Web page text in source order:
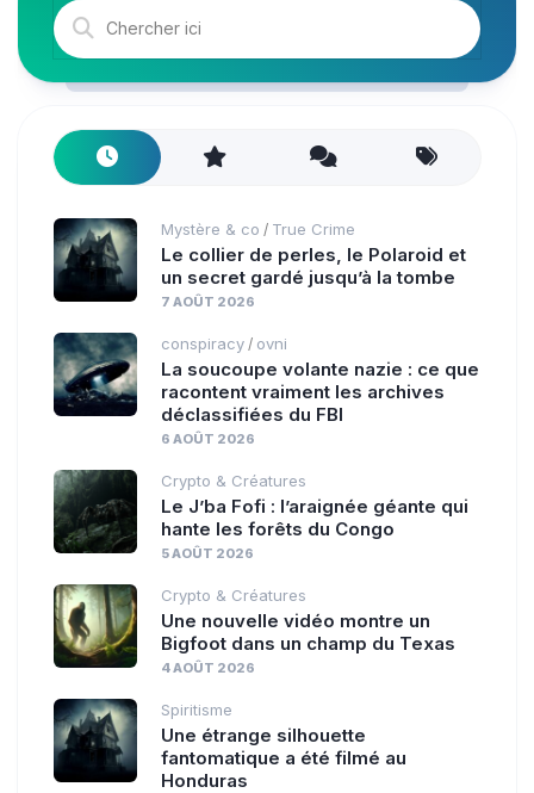
Mystère & co / True Crime
Le collier de perles, le Polaroid et
un secret gardé jusqu’à la tombe
7 AOÛT 2026
conspiracy / ovni
La soucoupe volante nazie : ce que
racontent vraiment les archives
déclassifiées du FBI
6 AOÛT 2026
Crypto & Créatures
Le J’ba Fofi : l’araignée géante qui
hante les forêts du Congo
5 AOÛT 2026
Crypto & Créatures
Une nouvelle vidéo montre un
Bigfoot dans un champ du Texas
4 AOÛT 2026
Spiritisme
Une étrange silhouette
fantomatique a été filmé au
Honduras